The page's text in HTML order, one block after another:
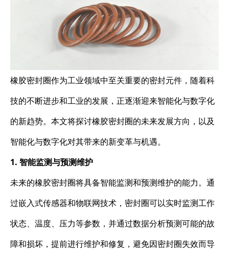
橡胶密封圈作为工业领域中至关重要的密封元件，随着科
技的不断进步和工业的发展，正逐渐迎来智能化与数字化
的新趋势。本文将探讨橡胶密封圈的未来发展方向，以及
智能化与数字化对其带来的新变革与机遇。
1. 智能监测与预测维护
未来的橡胶密封圈将具备智能监测和预测维护的能力。通
过嵌入式传感器和物联网技术，密封圈可以实时监测工作
状态、温度、压力等参数，并通过数据分析预测可能的故
障和损坏，提前进行维护和修复，避免因密封圈失效而导